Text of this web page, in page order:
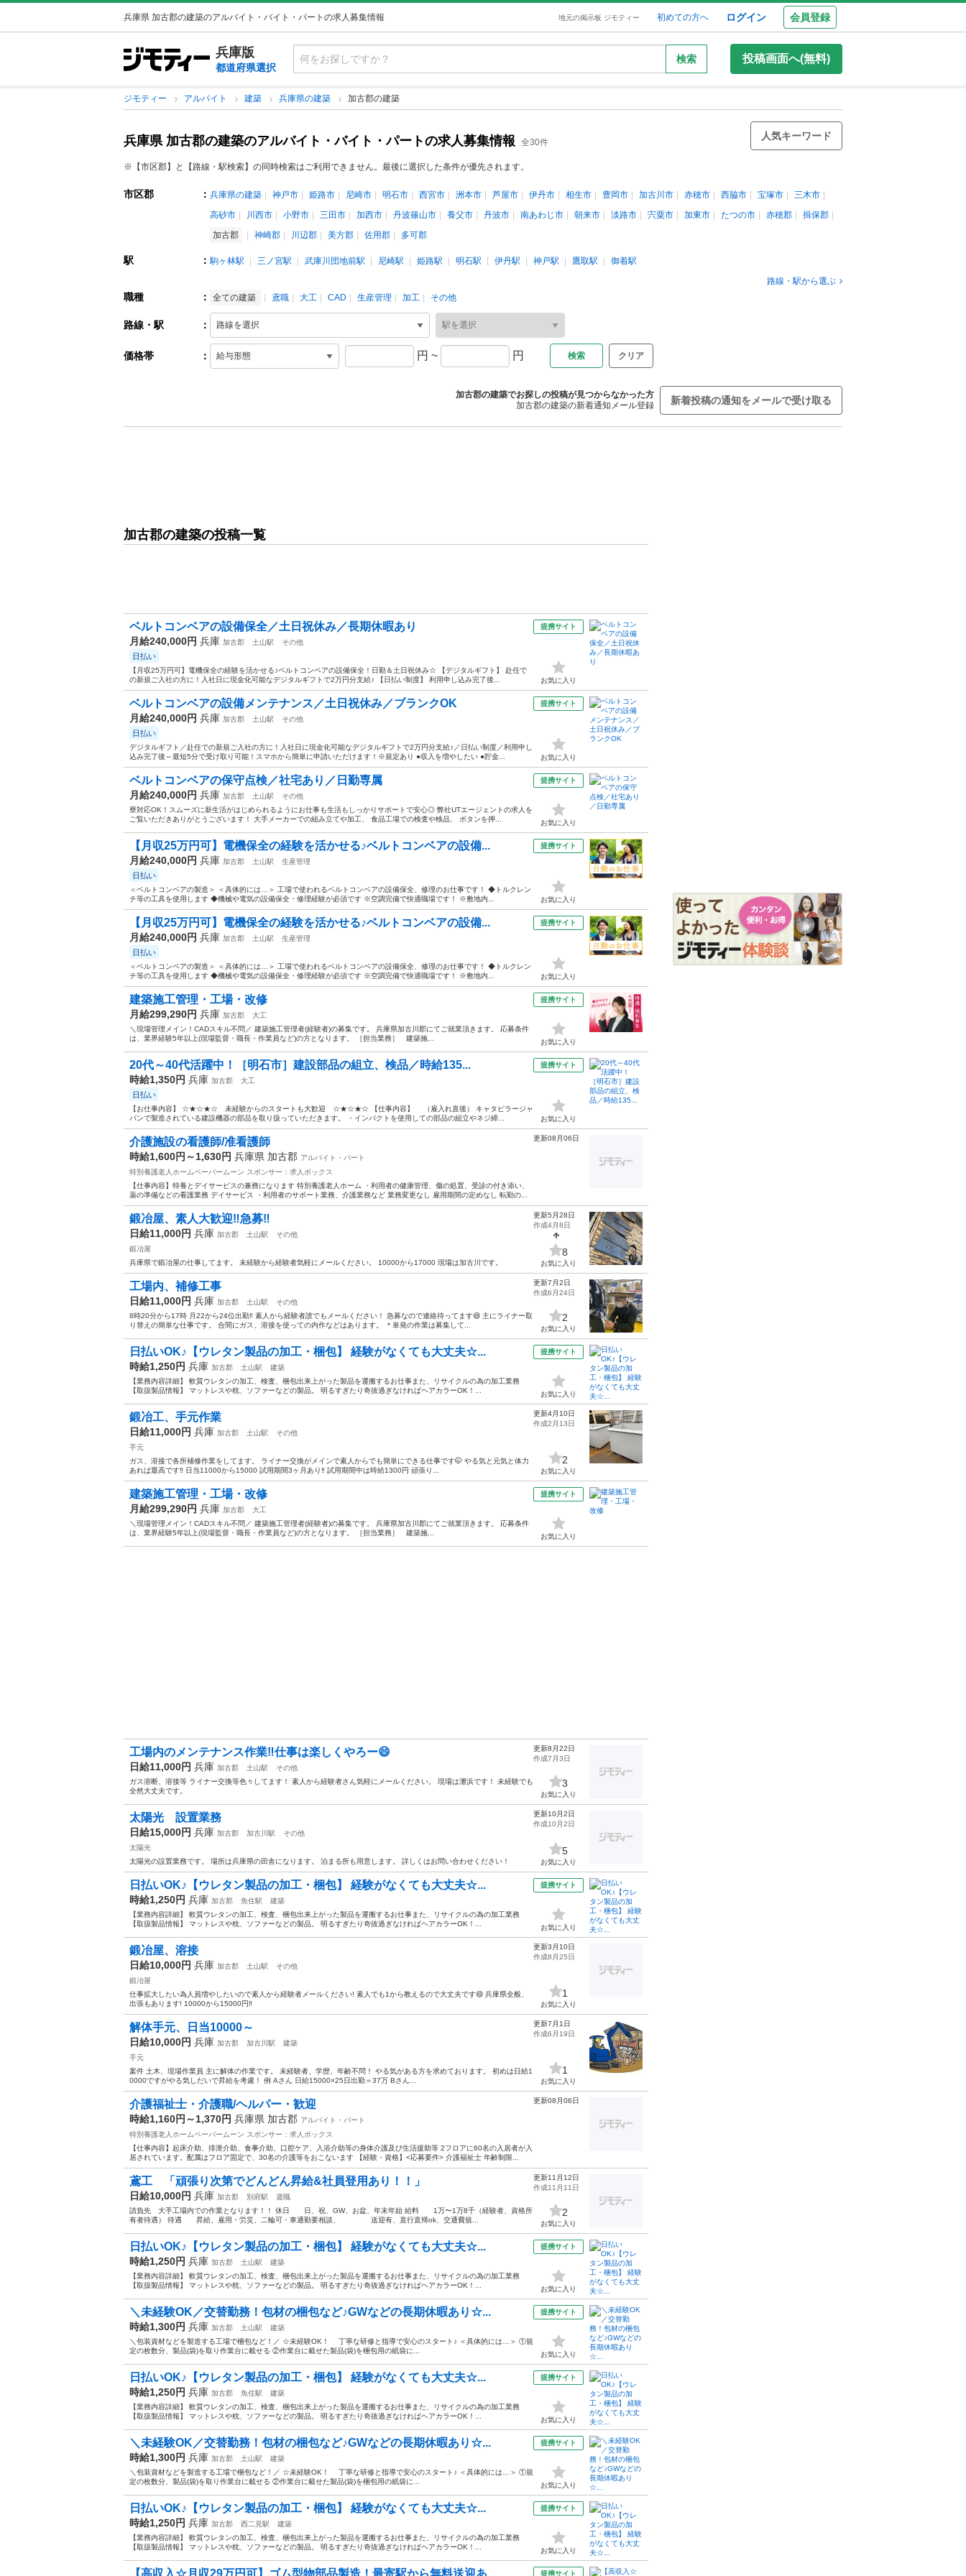
兵庫県 加古郡の建築のアルバイト・バイト・パートの求人募集情報 地元の掲示板 ジモティー 初めての方へ ログイン 会員登録
兵庫版
都道府県選択
検索 投稿画面へ(無料)
ジモティー アルバイト 建築 兵庫県の建築 加古郡の建築
兵庫県 加古郡の建築のアルバイト・バイト・パートの求人募集情報 全30件
人気キーワード
※【市区郡】と【路線・駅検索】の同時検索はご利用できません。最後に選択した条件が優先されます。
市区郡 ： 兵庫県の建築 神戸市 姫路市 尼崎市 明石市 西宮市 洲本市 芦屋市 伊丹市 相生市 豊岡市 加古川市 赤穂市 西脇市 宝塚市
三木市
高砂市
川西市 小野市 三田市 加西市 丹波篠山市 養父市 丹波市 南あわじ市 朝来市 淡路市 宍粟市 加東市 たつの市 赤穂郡
揖保郡
加古郡
神崎郡 川辺郡 美方郡 佐用郡 多可郡
駅 ： 駒ヶ林駅 三ノ宮駅 武庫川団地前駅 尼崎駅 姫路駅 明石駅 伊丹駅 神戸駅 鷹取駅
御着駅
路線・駅から選ぶ
職種 ： 全ての建築 鳶職 大工 CAD 生産管理 加工 その他
路線・駅 ：
価格帯 ： 円 ~ 円 クリア
加古郡の建築でお探しの投稿が見つからなかった方
加古郡の建築の新着通知メール登録
新着投稿の通知をメールで受け取る
加古郡の建築の投稿一覧
ベルトコンベアの設備保全／土日祝休み／長期休暇あり
月給240,000円 兵庫 加古郡 土山駅 その他
日払い
【月収25万円可】電機保全の経験を活かせる♪ベルトコンベアの設備保全！日勤＆土日祝休み☆ 【デジタルギフト】 赴任で
の新規ご入社の方に！入社日に現金化可能なデジタルギフトで2万円分支給♪ 【日払い制度】 利用申し込み完了後...
提携サイト
お気に入り
ベルトコンベアの設備メンテナンス／土日祝休み／ブランクOK
月給240,000円 兵庫 加古郡 土山駅 その他
日払い
デジタルギフト／赴任での新規ご入社の方に！入社日に現金化可能なデジタルギフトで2万円分支給♪／日払い制度／利用申し
込み完了後～最短5分で受け取り可能！スマホから簡単に申請いただけます！※規定あり ●収入を増やしたい ●貯金...
提携サイト
お気に入り
ベルトコンベアの保守点検／社宅あり／日勤専属
月給240,000円 兵庫 加古郡 土山駅
その他
寮対応OK！スムーズに新生活がはじめられるようにお仕事も生活もしっかりサポートで安心◎ 弊社UTエージェントの求人を
ご覧いただきありがとうございます！ 大手メーカーでの組み立てや加工、 食品工場での検査や検品、 ボタンを押...
提携サイト
お気に入り
【月収25万円可】電機保全の経験を活かせる♪ベルトコンベアの設備...
月給240,000円 兵庫 加古郡 土山駅 生産管理
日払い
＜ベルトコンベアの製造＞ ＜具体的には…＞ 工場で使われるベルトコンベアの設備保全、修理のお仕事です！ ◆トルクレン
チ等の工具を使用します ◆機械や電気の設備保全・修理経験が必須です ※空調完備で快適職場です！ ※敷地内...
提携サイト
お気に入り
【月収25万円可】電機保全の経験を活かせる♪ベルトコンベアの設備...
月給240,000円 兵庫 加古郡 土山駅 生産管理
日払い
＜ベルトコンベアの製造＞ ＜具体的には…＞ 工場で使われるベルトコンベアの設備保全、修理のお仕事です！ ◆トルクレン
チ等の工具を使用します ◆機械や電気の設備保全・修理経験が必須です ※空調完備で快適職場です！ ※敷地内...
提携サイト
お気に入り
建築施工管理・工場・改修
月給299,290円 兵庫 加古郡
大工
＼現場管理メイン！CADスキル不問／ 建築施工管理者(経験者)の募集です。 兵庫県加古川郡にてご就業頂きます。 応募条件
は、業界経験5年以上(現場監督・職長・作業員など)の方となります。 ［担当業務］ 建築施...
提携サイト
お気に入り
20代～40代活躍中！［明石市］建設部品の組立、検品／時給135...
時給1,350円 兵庫 加古郡 大工
日払い
【お仕事内容】 ☆★☆★☆ 未経験からのスタートも大歓迎 ☆★☆★☆ 【仕事内容】 （雇入れ直後） キャタピラージャ
パンで製造されている建設機器の部品を取り扱っていただきます。 ・インパクトを使用しての部品の組立やネジ締...
提携サイト
お気に入り
介護施設の看護師/准看護師
時給1,600円～1,630円 兵庫県 加古郡 アルバイト・パート
特別養護老人ホームペーパームーン スポンサー：求人ボックス
【仕事内容】特養とデイサービスの兼務になります 特別養護老人ホーム ・利用者の健康管理、傷の処置、受診の付き添い、
薬の準備などの看護業務 デイサービス ・利用者のサポート業務、介護業務など 業務変更なし 雇用期間の定めなし 転勤の...
更新08月06日
鍛冶屋、素人大歓迎‼️急募‼️
日給11,000円 兵庫 加古郡 土山駅
その他
鍛冶屋
兵庫県で鍛冶屋の仕事してます。 未経験から経験者気軽にメールください。 10000から17000 現場は加古川です。
更新5月28日
作成4月8日
8
お気に入り
工場内、補修工事
日給11,000円 兵庫 加古郡 土山駅
その他
8時20分から17時 月22から24位出勤‼️ 素人から経験者誰でもメールください！ 急募なので連絡待ってます😄 主にライナー取
り替えの簡単な仕事です。 合間にガス、溶接を使っての内作などはあります。 ＊単発の作業は募集して...
更新7月2日
作成6月24日
2
お気に入り
日払いOK♪【ウレタン製品の加工・梱包】 経験がなくても大丈夫☆...
時給1,250円 兵庫 加古郡 土山駅
建築
【業務内容詳細】 軟質ウレタンの加工、検査、梱包出来上がった製品を運搬するお仕事また、リサイクルの為の加工業務
【取扱製品情報】 マットレスや枕、ソファーなどの製品。 明るすぎたり奇抜過ぎなければヘアカラーOK！...
提携サイト
お気に入り
鍛冶工、手元作業
日給11,000円 兵庫 加古郡 土山駅
その他
手元
ガス、溶接で各所補修作業をしてます。 ライナー交換がメインで素人からでも簡単にできる仕事です🤭 やる気と元気と体力
あれば最高です‼️ 日当11000から15000 試用期間3ヶ月あり‼️ 試用期間中は時給1300円 頑張り...
更新4月10日
作成2月13日
2
お気に入り
建築施工管理・工場・改修
月給299,290円 兵庫 加古郡
大工
＼現場管理メイン！CADスキル不問／ 建築施工管理者(経験者)の募集です。 兵庫県加古川郡にてご就業頂きます。 応募条件
は、業界経験5年以上(現場監督・職長・作業員など)の方となります。 ［担当業務］ 建築施...
提携サイト
お気に入り
工場内のメンテナンス作業‼️仕事は楽しくやろー😄
日給11,000円 兵庫 加古郡 土山駅
その他
ガス溶断、溶接等 ライナー交換等色々してます！ 素人から経験者さん気軽にメールください。 現場は灘浜です！ 未経験でも
全然大丈夫です。
更新8月22日
作成7月3日
3
お気に入り
太陽光 設置業務
日給15,000円 兵庫 加古郡 加古川駅
その他
太陽光
太陽光の設置業務です。 場所は兵庫県の田舎になります。 泊まる所も用意します。 詳しくはお問い合わせください！
更新10月2日
作成10月2日
5
お気に入り
日払いOK♪【ウレタン製品の加工・梱包】 経験がなくても大丈夫☆...
時給1,250円 兵庫 加古郡 魚住駅
建築
【業務内容詳細】 軟質ウレタンの加工、検査、梱包出来上がった製品を運搬するお仕事また、リサイクルの為の加工業務
【取扱製品情報】 マットレスや枕、ソファーなどの製品。 明るすぎたり奇抜過ぎなければヘアカラーOK！...
提携サイト
お気に入り
鍛冶屋、溶接
日給10,000円 兵庫 加古郡 土山駅
その他
鍛冶屋
仕事拡大したい為人員増やしたいので素人から経験者メールください! 素人でも1から教えるので大丈夫です😄 兵庫県全般、
出張もあります! 10000から15000円‼️
更新3月10日
作成8月25日
1
お気に入り
解体手元、日当10000～
日給10,000円 兵庫 加古郡 加古川駅
建築
手元
案件 土木、現場作業員 主に解体の作業です。 未経験者、学歴、年齢不問！ やる気がある方を求めております。 初めは日給1
0000ですがやる気しだいで昇給を考慮！ 例 Aさん 日給15000×25日出勤＝37万 Bさん...
更新7月1日
作成6月19日
1
お気に入り
介護福祉士・介護職/ヘルパー・歓迎
時給1,160円～1,370円 兵庫県 加古郡 アルバイト・パート
特別養護老人ホームペーパームーン スポンサー：求人ボックス
【仕事内容】起床介助、排泄介助、食事介助、口腔ケア、入浴介助等の身体介護及び生活援助等 2フロアに60名の入居者が入
居されています。配属はフロア固定で、30名の介護等をおこないます 【経験・資格】<応募要件> 介護福祉士 年齢制限...
更新08月06日
鳶工 「頑張り次第でどんどん昇給&社員登用あり！！」
日給10,000円 兵庫 加古郡 別府駅
鳶職
請負先 大手工場内での作業となります！！ 休日 日、祝、GW、お盆、年末年始 給料 1万〜1万8千（経験者、資格所
有者待遇） 待遇 昇給、雇用・労災、二輪可・車通勤要相談、 送迎有、直行直帰ok、交通費規...
更新11月12日
作成11月11日
2
お気に入り
日払いOK♪【ウレタン製品の加工・梱包】 経験がなくても大丈夫☆...
時給1,250円 兵庫 加古郡 土山駅
建築
【業務内容詳細】 軟質ウレタンの加工、検査、梱包出来上がった製品を運搬するお仕事また、リサイクルの為の加工業務
【取扱製品情報】 マットレスや枕、ソファーなどの製品。 明るすぎたり奇抜過ぎなければヘアカラーOK！...
提携サイト
お気に入り
＼未経験OK／交替勤務！包材の梱包など♪GWなどの長期休暇あり☆...
時給1,300円 兵庫 加古郡 土山駅
建築
＼包装資材などを製造する工場で梱包など！／ ☆未経験OK！ 丁寧な研修と指導で安心のスタート♪ ＜具体的には…＞ ①規
定の枚数分、製品(袋)を取り作業台に載せる ②作業台に載せた製品(袋)を梱包用の紙袋に...
提携サイト
お気に入り
日払いOK♪【ウレタン製品の加工・梱包】 経験がなくても大丈夫☆...
時給1,250円 兵庫 加古郡 魚住駅
建築
【業務内容詳細】 軟質ウレタンの加工、検査、梱包出来上がった製品を運搬するお仕事また、リサイクルの為の加工業務
【取扱製品情報】 マットレスや枕、ソファーなどの製品。 明るすぎたり奇抜過ぎなければヘアカラーOK！...
提携サイト
お気に入り
＼未経験OK／交替勤務！包材の梱包など♪GWなどの長期休暇あり☆...
時給1,300円 兵庫 加古郡 土山駅
建築
＼包装資材などを製造する工場で梱包など！／ ☆未経験OK！ 丁寧な研修と指導で安心のスタート♪ ＜具体的には…＞ ①規
定の枚数分、製品(袋)を取り作業台に載せる ②作業台に載せた製品(袋)を梱包用の紙袋に...
提携サイト
お気に入り
日払いOK♪【ウレタン製品の加工・梱包】 経験がなくても大丈夫☆...
時給1,250円 兵庫 加古郡 西二見駅
建築
【業務内容詳細】 軟質ウレタンの加工、検査、梱包出来上がった製品を運搬するお仕事また、リサイクルの為の加工業務
【取扱製品情報】 マットレスや枕、ソファーなどの製品。 明るすぎたり奇抜過ぎなければヘアカラーOK！...
提携サイト
お気に入り
【高収入☆月収29万円可】ゴム型物部品製造！最寄駅から無料送迎あ... 提携サイト